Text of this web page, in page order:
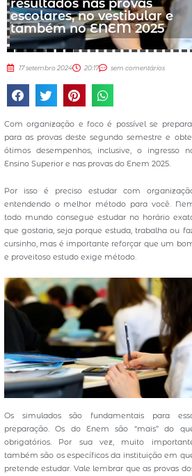
resultados nas provas
escolares, no vestibular e
também no ENEM 2025
17 setembro 2024 20:17 sem comentários
Com organização e foco é possível se
para as provas deste segundo semestre e
ótimos desempenhos, inclusive, o ingresso
Ensino Superior e nas provas do Enem 2025.
Por isso é preciso estudar com
entendendo o melhor método para você.
todo mundo consegue estudar no horário
que gostaria, seja porque estuda, trabalha ou
cursinho, mas é importante reforçar que um
e proveitoso estudo exige método.
Os simulados são fundamentais para
preparação. Os do Enem são “mais” do
obrigatórios. Por sua vez, muito
também são os específicos da instituição em
pretende estudar. Vale lembrar que as provas